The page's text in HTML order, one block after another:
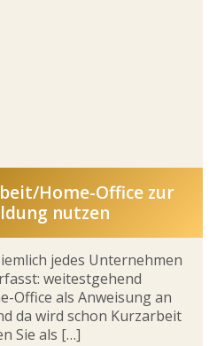
Home-Office zur
nutzen
jedes Unternehmen
weitestgehend
Office als Anweisung an
da wird schon Kurzarbeit
Sie als […]